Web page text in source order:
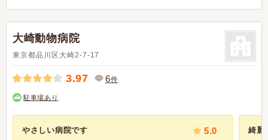
大崎動物病院
東京都品川区大崎2-7-17
3.97 6件
駐車場あり
やさしい病院です 5.0 綺麗